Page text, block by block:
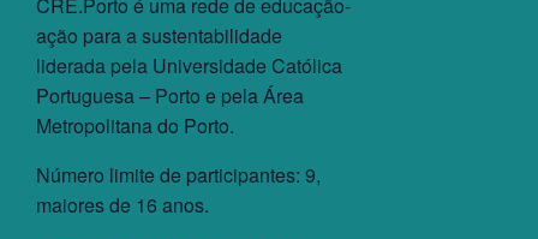
CRE.Porto é uma rede de educação-
ação para a sustentabilidade
liderada pela Universidade Católica
Portuguesa – Porto e pela Área
Metropolitana do Porto.
Número limite de participantes: 9,
maiores de 16 anos.